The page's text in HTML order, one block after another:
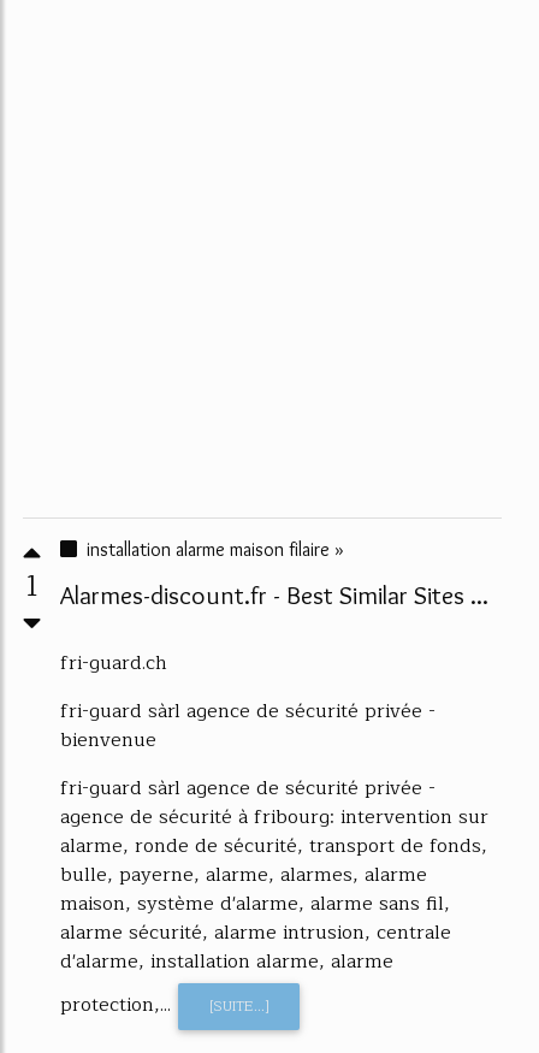
1
installation alarme maison filaire »
Alarmes-discount.fr - Best Similar Sites ...
fri-guard.ch
fri-guard sàrl agence de sécurité privée -
bienvenue
fri-guard sàrl agence de sécurité privée -
agence de sécurité à fribourg: intervention sur
alarme, ronde de sécurité, transport de fonds,
bulle, payerne, alarme, alarmes, alarme
maison, système d'alarme, alarme sans fil,
alarme sécurité, alarme intrusion, centrale
d'alarme, installation alarme, alarme
protection,...
[SUITE...]